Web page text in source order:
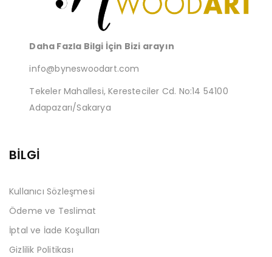
Daha Fazla Bilgi İçin Bizi arayın
info@byneswoodart.com
Tekeler Mahallesi, Keresteciler Cd. No:14 54100
Adapazarı/Sakarya
BİLGİ
Kullanıcı Sözleşmesi
Ödeme ve Teslimat
İptal ve İade Koşulları
Gizlilik Politikası